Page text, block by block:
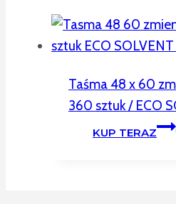
Taśma 48 x 60
360 sztuk / ECO
KUP TERAZ